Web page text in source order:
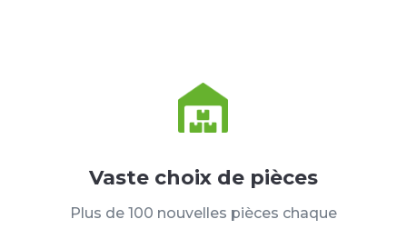
Vaste choix de pièces
Plus de 100 nouvelles pièces chaque